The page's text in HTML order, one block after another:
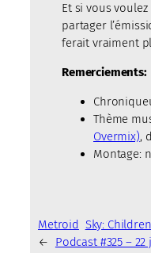
Et si vous
partager
ferait vraiment
Remerciements:
Thème
Overmix),
Montage:
Metroid Sky:
←
Podcast #325 –